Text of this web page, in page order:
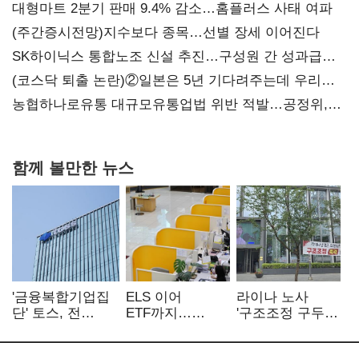
대형마트 2분기 판매 9.4% 감소…홈플러스 사태 여파
(주간증시전망)지수보다 종목…선별 장세 이어진다
SK하이닉스 통합노조 신설 추진…구성원 간 성과급
불만 확산
(코스닥 퇴출 논란)②일본은 5년 기다려주는데 우리는
당장 퇴출?…시간만으론 부족한 코스닥 구하기
농협하나로유통 대규모유통업법 위반 적발…공정위,
함께 볼만한 뉴스
'금융복합기업집
단' 토스, 전
ELS 이어
ETF까지…
라이나 노사
'구조조정 구두